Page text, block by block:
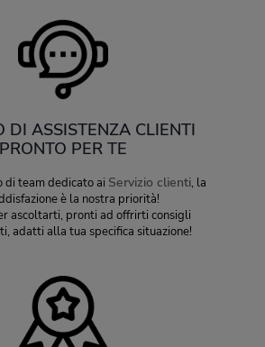
DI ASSISTENZA CLIENTI
PRONTO PER TE
di team dedicato ai Servizio clienti, la
è la nostra priorità!
ascoltarti, pronti ad offrirti consigli
adatti alla tua specifica situazione!